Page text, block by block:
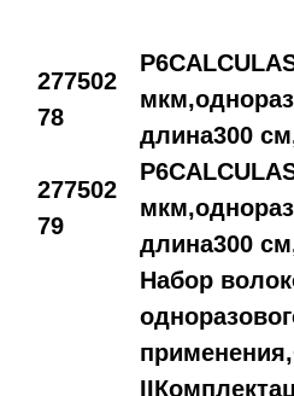
277502
78
длина300
277502
79
длина300
Набор